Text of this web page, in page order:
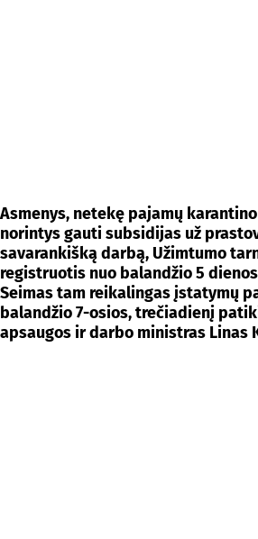
Asmenys, netekę pajamų
norintys gauti subsidijas už
savarankišką darbą, Užimtumo
registruotis nuo balandžio 5
Seimas tam reikalingas įstatymų
balandžio 7-osios, trečiadienį
apsaugos ir darbo ministras Linas